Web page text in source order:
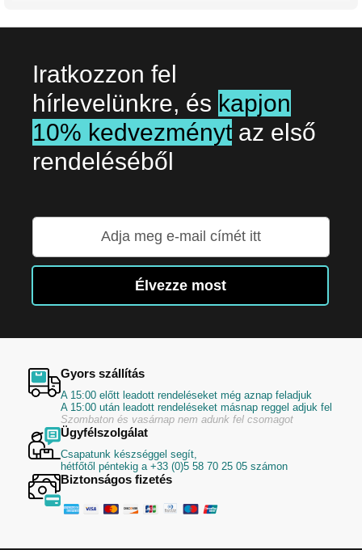
Iratkozzon fel
hírlevelünkre, és kapjon
10% kedvezményt az első
rendeléséből
hírlevelünkre:
Élvezze most
Gyors szállítás
A 15:00 előtt leadott rendeléseket még aznap feladjuk
A 15:00 után leadott rendeléseket másnap reggel adjuk fel
Szombaton és vasárnap nem adunk fel csomagot
Ügyfélszolgálat
Csapatunk készséggel segít,
hétfőtől péntekig a +33 (0)5 58 70 25 05 számon
Biztonságos fizetés